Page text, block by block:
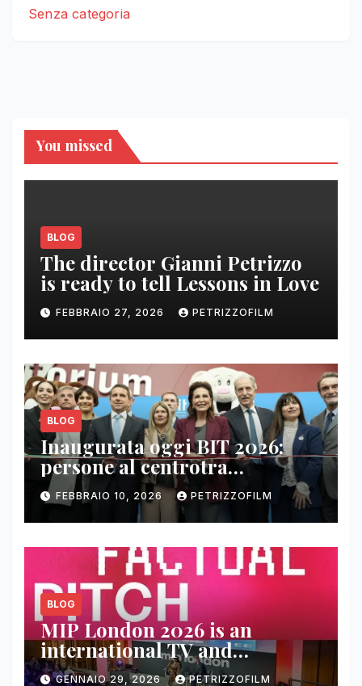
Senza categoria
You missed
BLOG
The director Gianni Petrizzo
is ready to tell Lessons in Love
FEBBRAIO 27, 2026 PETRIZZOFILM
BLOG
Inaugurata oggi BIT 2026:
persone al centrotra
contenuti, relazioni e business
FEBBRAIO 10, 2026 PETRIZZOFILM
BLOG
MIP London 2026 is an
international TV and
streaming content market
GENNAIO 29, 2026 PETRIZZOFILM